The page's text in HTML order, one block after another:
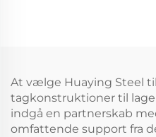
At vælge Huaying Steel
tagkonstruktioner til
indgå en partnerskab
omfattende support fra